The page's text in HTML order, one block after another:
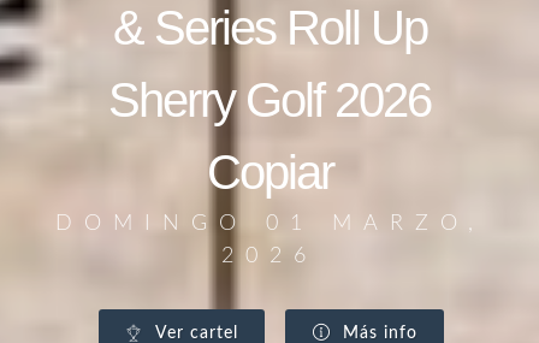
& Series Roll Up
Sherry Golf 2026
Copiar
DOMINGO 01 MARZO,
2026
Ver cartel Más info